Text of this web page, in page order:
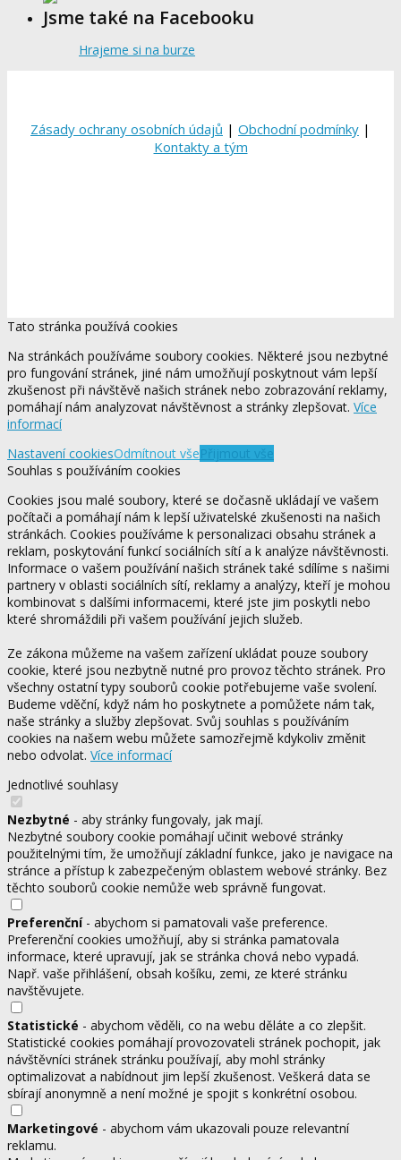
Jsme také na Facebooku
Hrajeme si na burze
Zásady ochrany osobních údajů | Obchodní podmínky |
Kontakty a tým
Tato stránka používá cookies
Na stránkách používáme soubory cookies. Některé jsou nezbytné
pro fungování stránek, jiné nám umožňují poskytnout vám lepší
zkušenost při návštěvě našich stránek nebo zobrazování reklamy,
pomáhají nám analyzovat návštěvnost a stránky zlepšovat. Více
informací
Nastavení cookiesOdmítnout všePřijmout vše
Souhlas s používáním cookies
Cookies jsou malé soubory, které se dočasně ukládají ve vašem
počítači a pomáhají nám k lepší uživatelské zkušenosti na našich
stránkách. Cookies používáme k personalizaci obsahu stránek a
reklam, poskytování funkcí sociálních sítí a k analýze návštěvnosti.
Informace o vašem používání našich stránek také sdílíme s našimi
partnery v oblasti sociálních sítí, reklamy a analýzy, kteří je mohou
kombinovat s dalšími informacemi, které jste jim poskytli nebo
které shromáždili při vašem používání jejich služeb.
Ze zákona můžeme na vašem zařízení ukládat pouze soubory
cookie, které jsou nezbytně nutné pro provoz těchto stránek. Pro
všechny ostatní typy souborů cookie potřebujeme vaše svolení.
Budeme vděční, když nám ho poskytnete a pomůžete nám tak,
naše stránky a služby zlepšovat. Svůj souhlas s používáním
cookies na našem webu můžete samozřejmě kdykoliv změnit
nebo odvolat. Více informací
Jednotlivé souhlasy
Nezbytné - aby stránky fungovaly, jak mají.
Nezbytné soubory cookie pomáhají učinit webové stránky
použitelnými tím, že umožňují základní funkce, jako je navigace na
stránce a přístup k zabezpečeným oblastem webové stránky. Bez
těchto souborů cookie nemůže web správně fungovat.
Preferenční- abychom si pamatovali vaše preference.
Preferenční cookies umožňují, aby si stránka pamatovala
informace, které upravují, jak se stránka chová nebo vypadá.
Např. vaše přihlášení, obsah košíku, zemi, ze které stránku
navštěvujete.
Statistické - abychom věděli, co na webu děláte a co zlepšit.
Statistické cookies pomáhají provozovateli stránek pochopit, jak
návštěvníci stránek stránku používají, aby mohl stránky
optimalizovat a nabídnout jim lepší zkušenost. Veškerá data se
sbírají anonymně a není možné je spojit s konkrétní osobou.
Marketingové - abychom vám ukazovali pouze relevantní
reklamu.